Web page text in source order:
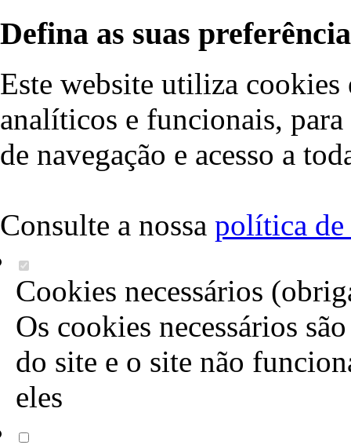
Defina as suas
Este website utiliza cookies
analíticos e funcionais,
de navegação e acesso a
Consulte a nossa política de
Cookies necessários
Os cookies necessários
do site e o site não
eles